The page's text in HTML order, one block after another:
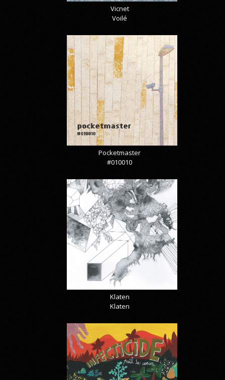
Vicnet
Voilé
Pocketmaster
#010010
Klaten
Klaten